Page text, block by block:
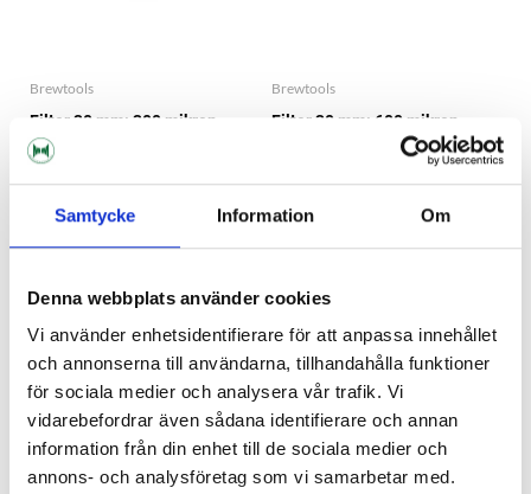
Samtycke Information Om
Denna webbplats använder cookies
Vi använder enhetsidentifierare för att anpassa innehållet
och annonserna till användarna, tillhandahålla funktioner
för sociala medier och analysera vår trafik. Vi
vidarebefordrar även sådana identifierare och annan
information från din enhet till de sociala medier och
annons- och analysföretag som vi samarbetar med.
Brewtools
Filter 30 mm; 300 mikron
Brewtools
149 kr
Brewtools
Filter 30 mm; 600 mikron
149 kr